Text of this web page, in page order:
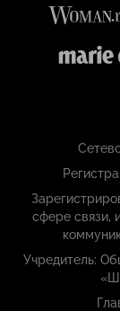
сфере связи,
Учредитель: